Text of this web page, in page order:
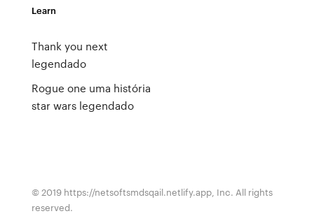
Learn
Thank you next
legendado
Rogue one uma história
star wars legendado
© 2019 https://netsoftsmdsqail.netlify.app, Inc. All rights
reserved.